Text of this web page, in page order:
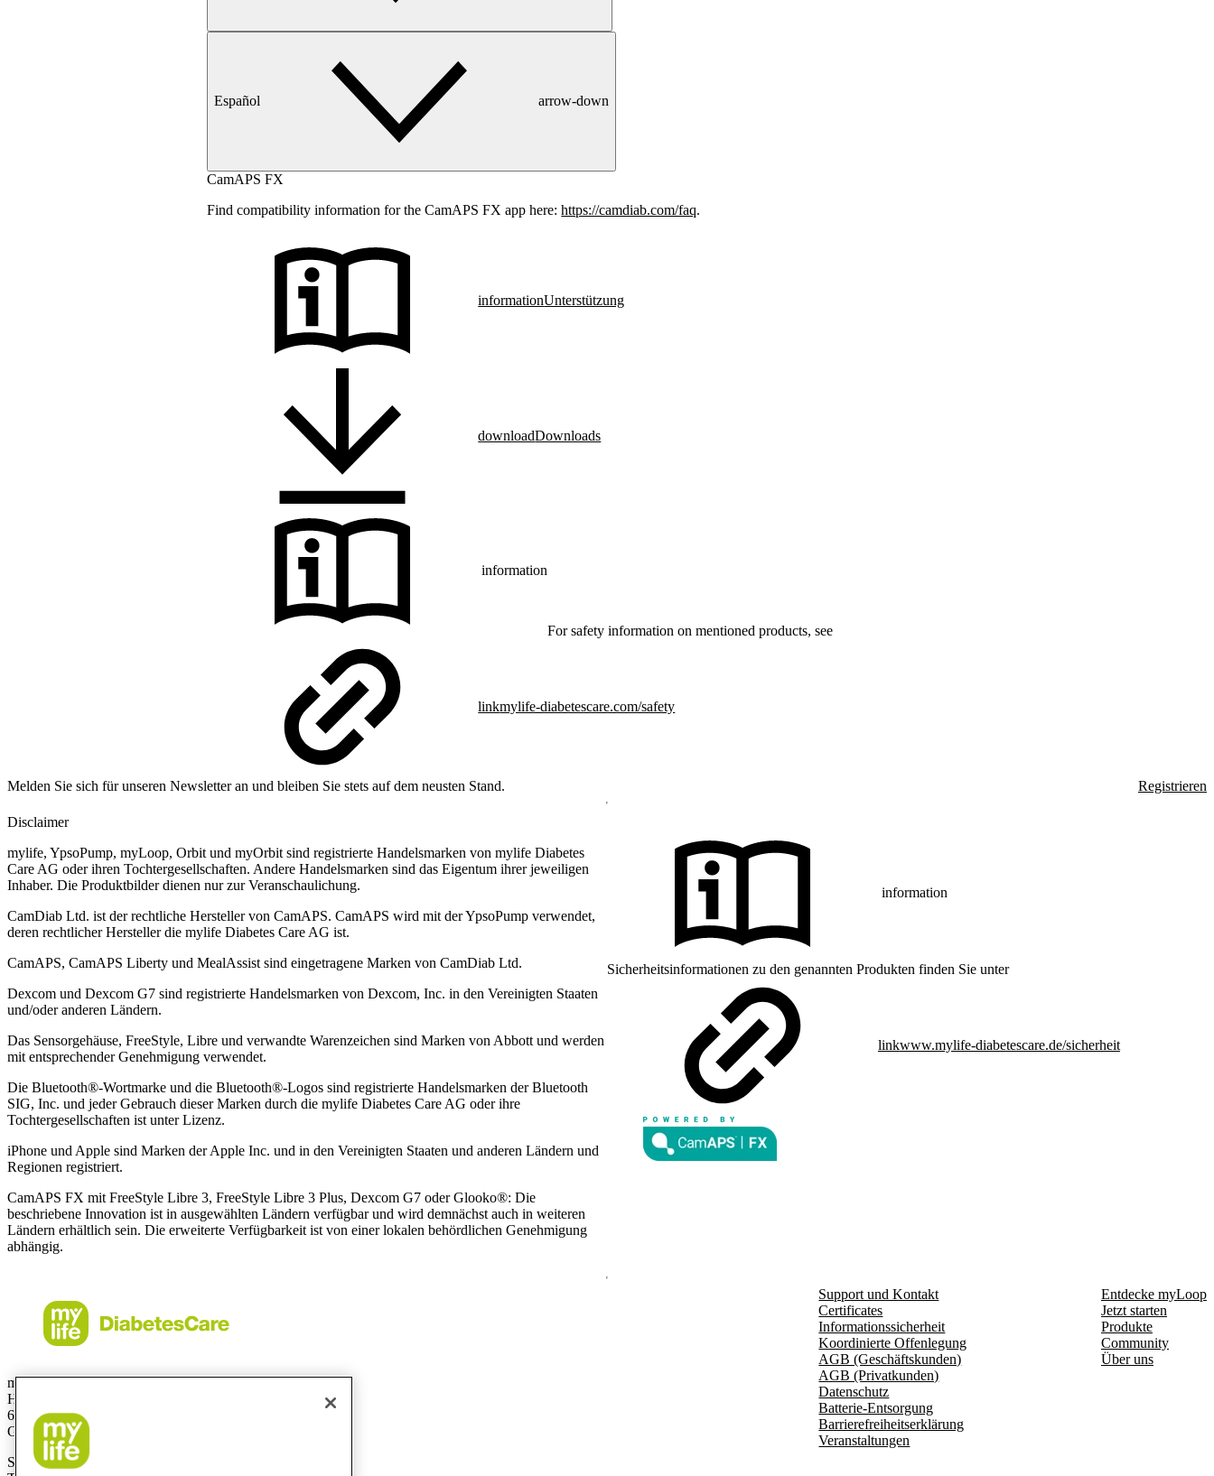
Español arrow-down
CamAPS FX
Find compatibility information for the CamAPS FX app here:https://camdiab.com/faq.
informationUnterstützung
downloadDownloads
information
For safety information on mentioned products, see
linkmylife-diabetescare.com/safety
Melden Sie sich für unseren Newsletter an und bleiben Sie stets auf dem neusten Stand. Registrieren
Disclaimer
mylife, YpsoPump, myLoop, Orbit und myOrbit sind registrierte Handelsmarken von mylife Diabetes
Care AG oder ihren Tochtergesellschaften. Andere Handelsmarken sind das Eigentum ihrer jeweiligen
Inhaber. Die Produktbilder dienen nur zur Veranschaulichung.
CamDiab Ltd. ist der rechtliche Hersteller von CamAPS. CamAPS wird mit der YpsoPump verwendet,
deren rechtlicher Hersteller die mylife Diabetes Care AG ist.
CamAPS, CamAPS Liberty und MealAssist sind eingetragene Marken von CamDiab Ltd.
Dexcom und Dexcom G7 sind registrierte Handelsmarken von Dexcom, Inc. in den Vereinigten Staaten
und/oder anderen Ländern.
Das Sensorgehäuse, FreeStyle, Libre und verwandte Warenzeichen sind Marken von Abbott und werden
mit entsprechender Genehmigung verwendet.
Die Bluetooth®-Wortmarke und die Bluetooth®-Logos sind registrierte Handelsmarken der Bluetooth
SIG, Inc. und jeder Gebrauch dieser Marken durch die mylife Diabetes Care AG oder ihre
Tochtergesellschaften ist unter Lizenz.
iPhone und Apple sind Marken der Apple Inc. und in den Vereinigten Staaten und anderen Ländern und
Regionen registriert.
CamAPS FX mit FreeStyle Libre 3, FreeStyle Libre 3 Plus, Dexcom G7 oder Glooko®: Die
beschriebene Innovation ist in ausgewählten Ländern verfügbar und wird demnächst auch in weiteren
Ländern erhältlich sein. Die erweiterte Verfügbarkeit ist von einer lokalen behördlichen Genehmigung
abhängig.
information
Sicherheitsinformationen zu den genannten Produkten finden Sie unter
linkwww.mylife-diabetescare.de/sicherheit
mylife Diabetes Care GmbH
Höchster Stra
65835 Liederbach
Germany
Service-Hotline: 0800 9776633
Support und Kontakt
Certificates
Informationssicherheit
Koordinierte Offenlegung
AGB (Geschäftskunden)
AGB (Privatkunden)
Datenschutz
Batterie-Entsorgung
Barrierefreiheitserklärung
Veranstaltungen
Entdecke myLoop
Jetzt starten
Produkte
Community
Über uns